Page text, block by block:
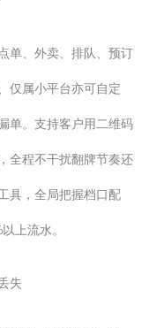
单、外卖、排队、预订
仅属小平台亦可自定
单。支持客户用二维码
全程不干扰翻牌节奏还
具，全局把握档口配
上流水。
失